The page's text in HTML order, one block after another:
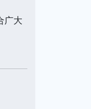
广大